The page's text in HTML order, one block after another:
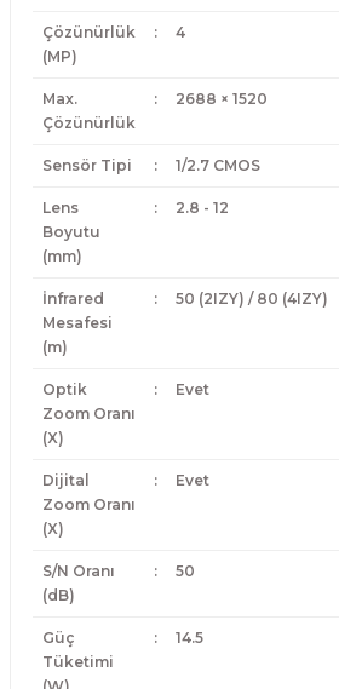
Çözünürlük
(MP)
: 4
Max.
Çözünürlük
: 2688 × 1520
Sensör Tipi : 1/2.7 CMOS
Lens
Boyutu
(mm)
: 2.8 - 12
İnfrared
Mesafesi
(m)
: 50 (2IZY) / 80 (4IZY)
Optik
Zoom Oranı
(X)
: Evet
Dijital
Zoom Oranı
(X)
: Evet
S/N Oranı
(dB)
: 50
Güç
Tüketimi
: 14.5